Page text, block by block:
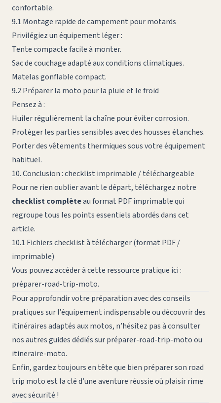
confortable.
9.1 Montage rapide de campement pour motards
Privilégiez un équipement léger :
Tente compacte facile à monter.
Sac de couchage adapté aux conditions climatiques.
Matelas gonflable compact.
9.2 Préparer la moto pour la pluie et le froid
Pensez à :
Huiler régulièrement la chaîne pour éviter corrosion.
Protéger les parties sensibles avec des housses étanches.
Porter des vêtements thermiques sous votre équipement
habituel.
10. Conclusion : checklist imprimable / téléchargeable
Pour ne rien oublier avant le départ, téléchargez notre
checklist complèteau format PDF imprimable qui
regroupe tous les points essentiels abordés dans cet
article.
10.1 Fichiers checklist à télécharger (format PDF /
imprimable)
Vous pouvez accéder à cette ressource pratique ici :
préparer-road-trip-moto.
Pour approfondir votre préparation avec des conseils
pratiques sur l’équipement indispensable ou découvrir des
itinéraires adaptés aux motos, n’hésitez pas à consulter
nos autres guides dédiés surpréparer-road-trip-motoou
itineraire-moto.
Enfin, gardez toujours en tête que bien préparer son road
trip moto est la clé d’une aventure réussie où plaisir rime
avec sécurité !